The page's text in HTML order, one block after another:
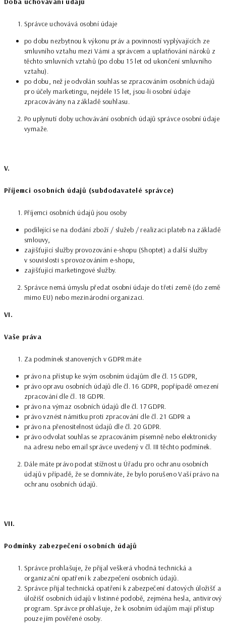
Správce uchovává osobní údaje
po dobu nezbytnou k výkonu práv a povinností vyplývajících ze
smluvního vztahu mezi Vámi a správcem a uplatňování nároků z
těchto smluvních vztahů (po dobu 15 let od ukončení smluvního
vztahu).
po dobu, než je odvolán souhlas se zpracováním osobních údajů
pro účely marketingu, nejdéle 15 let, jsou-li osobní údaje
zpracovávány na základě souhlasu.
Po uplynutí doby uchovávání osobních údajů správce osobní údaje
vymaže.
V.
Příjemci osobních údajů (subdodavatelé správce)
Příjemci osobních údajů jsou osoby
podílející se na dodání zboží / služeb / realizaci plateb na základě
smlouvy,
zajišťující služby provozování e-shopu (Shoptet) a další služby
v souvislosti s provozováním e-shopu,
zajišťující marketingové služby.
Správce nemá úmyslu předat osobní údaje do třetí země (do země
mimo EU) nebo mezinárodní organizaci.
VI.
Vaše práva
Za podmínek stanovených v GDPR máte
právo na přístup ke svým osobním údajům dle čl. 15 GDPR,
právo opravu osobních údajů dle čl. 16 GDPR, popřípadě omezení
zpracování dle čl. 18 GDPR.
právo na výmaz osobních údajů dle čl. 17 GDPR.
právo vznést námitku proti zpracování dle čl. 21 GDPR a
právo na přenositelnost údajů dle čl. 20 GDPR.
právo odvolat souhlas se zpracováním písemně nebo elektronicky
na adresu nebo email správce uvedený v čl. III těchto podmínek.
Dále máte právo podat stížnost u Úřadu pro ochranu osobních
údajů v případě, že se domníváte, že bylo porušeno Vaší právo na
ochranu osobních údajů.
VII.
Podmínky zabezpečení osobních údajů
Správce prohlašuje, že přijal veškerá vhodná technická a
organizační opatření k zabezpečení osobních údajů.
Správce přijal technická opatření k zabezpečení datových úložišť a
úložišť osobních údajů v listinné podobě, zejména hesla, antivirový
program. Správce prohlašuje, že k osobním údajům mají přístup
pouze jím pověřené osoby.